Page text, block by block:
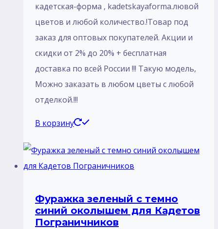
кадетская-форма , kadetskayaforma.лювой
цветов и любой количество.!Товар под
заказ для оптовых покупателей. Акции и
скидки от 2% до 20% + бесплатная
доставка по всей России !!! Такую модель,
Mожно заказать в любом цветы с любой
отделкой.!!!
В корзину
Фуражка зеленый с темно
синий околышем для Кадетов
Пограничников